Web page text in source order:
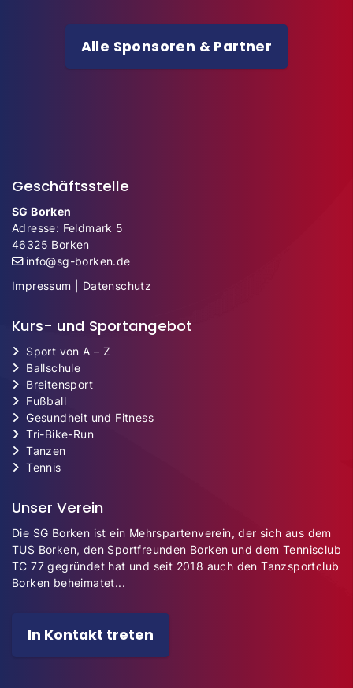
Alle Sponsoren & Partner
Geschäftsstelle
SG Borken
Adresse: Feldmark 5
46325 Borken
info@sg-borken.de
Impressum
Datenschutz
Kurs- und Sportangebot
Sport von A – Z
Ballschule
Breitensport
Fußball
Gesundheit und Fitness
Tri-Bike-Run
Tanzen
Tennis
Unser Verein
Die SG Borken ist ein Mehrspartenverein, der sich aus dem
TUS Borken, den Sportfreunden Borken und dem Tennisclub
TC 77 gegründet hat und seit 2018 auch den Tanzsportclub
Borken beheimatet...
In Kontakt treten